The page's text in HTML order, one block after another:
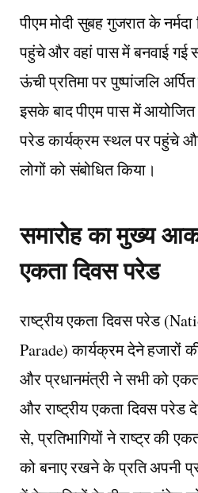
पीएम मोदी सुबह गुजरात के
पहुंचे और वहां पास में बनवाई गई
ऊंची प्रतिमा पर पुष्पांजलि
इसके बाद पीएम पास में आयोजित
परेड कार्यक्रम स्थल पर पहुंचे
लोगों को संबोधित किया।
समारोह का मुख्य
एकता दिवस परेड
राष्ट्रीय एकता दिवस परेड
Parade) कार्यक्रम देने हजारों
और प्रधानमंत्री ने सभी को
और राष्ट्रीय एकता दिवस
से, प्रतिभागियों ने राष्ट्र की
को बनाए रखने के प्रति अपनी